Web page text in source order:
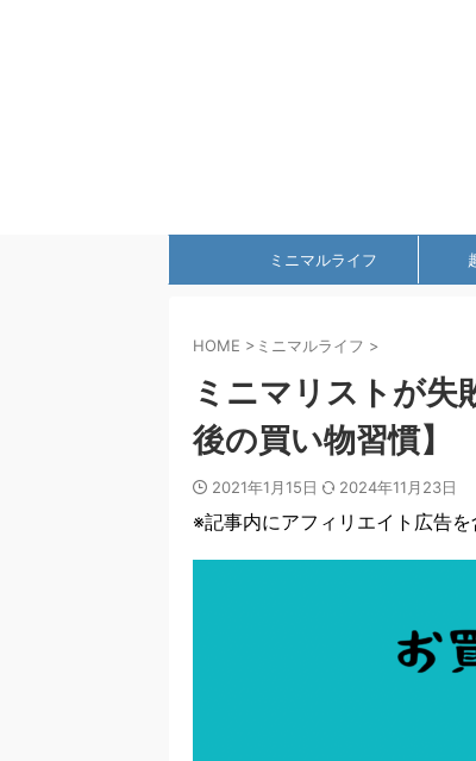
ミニマルライフ
HOME > ミニマルライフ >
ミニマリストが失
後の買い物習慣】
2021年1月15日 2024年11月23日
※記事内にアフィリエイト広告を